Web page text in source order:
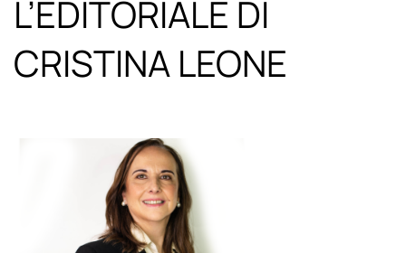
L’EDITORIALE DI
CRISTINA LEONE